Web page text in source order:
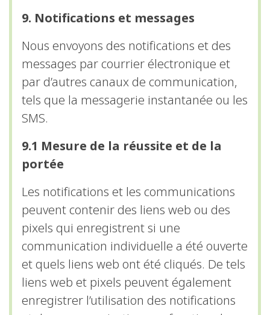
9. Notifications et messages
Nous envoyons des notifications et des
messages par courrier électronique et
par d’autres canaux de communication,
tels que la messagerie instantanée ou les
SMS.
9.1 Mesure de la réussite et de la
portée
Les notifications et les communications
peuvent contenir des liens web ou des
pixels qui enregistrent si une
communication individuelle a été ouverte
et quels liens web ont été cliqués. De tels
liens web et pixels peuvent également
enregistrer l’utilisation des notifications